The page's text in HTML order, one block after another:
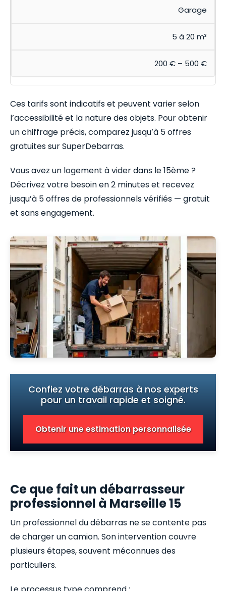
Garage
5 à 20 m³
200 € – 500 €
Ces tarifs sont indicatifs et peuvent varier selon
l’accessibilité et la nature des objets. Pour obtenir
un chiffrage précis, comparez jusqu’à 5 offres
gratuites sur SuperDebarras.
Vous avez un logement à vider dans le 15ème ?
Décrivez votre besoin en 2 minutes et recevez
jusqu’à 5 offres de professionnels vérifiés — gratuit
et sans engagement.
Confiez votre débarras à nos experts
pour un travail rapide et soigné.
Obtenir une estimation personnalisée
Ce que fait un débarrasseur
professionnel à Marseille 15
Un professionnel du débarras ne se contente pas
de charger un camion. Son intervention couvre
plusieurs étapes, souvent méconnues des
particuliers.